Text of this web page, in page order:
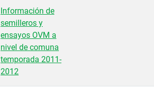
Información de
semilleros y
ensayos OVM a
nivel de comuna
temporada 2011-
2012